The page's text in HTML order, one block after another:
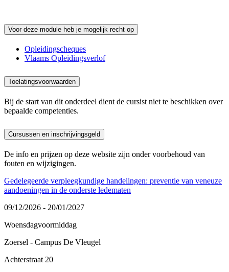
Voor deze module heb je mogelijk recht op
Opleidingscheques
Vlaams Opleidingsverlof
Toelatingsvoorwaarden
Bij de start van dit onderdeel dient de cursist niet te beschikken over
bepaalde competenties.
Cursussen en inschrijvingsgeld
De info en prijzen op deze website zijn onder voorbehoud van
fouten en wijzigingen.
Gedelegeerde verpleegkundige handelingen: preventie van veneuze
aandoeningen in de onderste ledematen
09/12/2026 - 20/01/2027
Woensdagvoormiddag
Zoersel - Campus De Vleugel
Achterstraat 20